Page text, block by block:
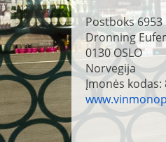
Postboks 6953
Dronning
0130OSLO
Norvegija
Įmonės kodas: